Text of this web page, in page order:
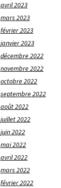
avril 2023
mars 2023
février 2023
janvier 2023
décembre 2022
novembre 2022
octobre 2022
septembre 2022
août 2022
juillet 2022
juin 2022
mai 2022
avril 2022
mars 2022
février 2022